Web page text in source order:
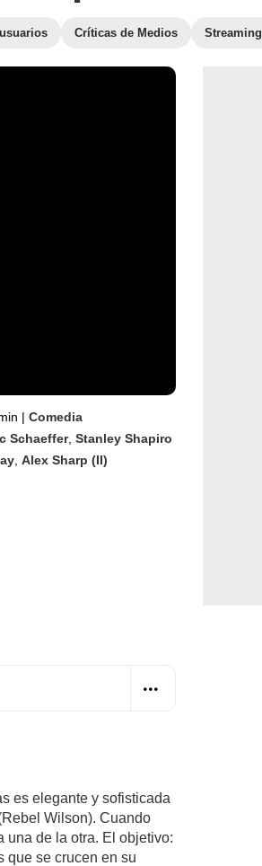
Críticas de Medios Streaming
| Comedia
Schaeffer, Stanley Shapiro
Alex Sharp (II)
es elegante y sofisticada
Wilson). Cuando
una de la otra. El objetivo:
que se crucen en su